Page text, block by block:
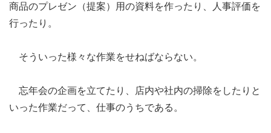
商品のプレゼン（提案）用の資料を作ったり、人事評価を
行ったり。
そういった様々な作業をせねばならない。
忘年会の企画を立てたり、店内や社内の掃除をしたりと
いった作業だって、仕事のうちである。